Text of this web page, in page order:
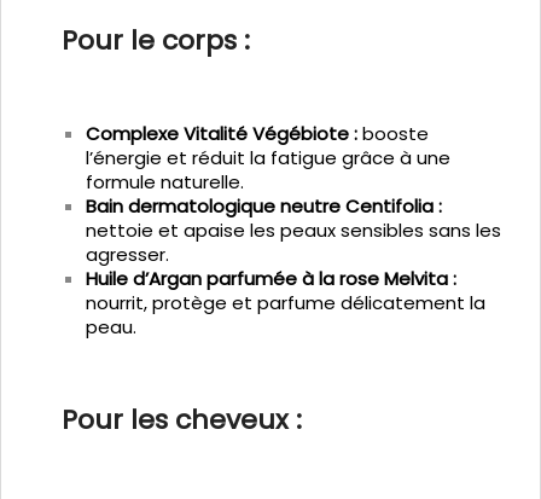
Pour le corps :
Complexe Vitalité Végébiote :booste
l’énergie et réduit la fatigue grâce à une
formule naturelle.
Bain dermatologique neutre Centifolia :
nettoie et apaise les peaux sensibles sans les
agresser.
Huile d’Argan parfumée à la rose Melvita :
nourrit, protège et parfume délicatement la
peau.
Pour les cheveux :